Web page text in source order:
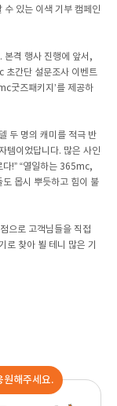
수 있는 이색 기부 캠페인
본격 행사 진행에 앞서,
초간단 설문조사 이벤트
굿즈패키지’를 제공하
두 명의 캐미를 적극 반
템이었답니다. 많은 사인
!” “열일하는 365mc,
몹시 뿌듯하고 힘이 불
으로 고객님들을 직접
로 찾아 뵐 테니 많은 기
원해주세요.